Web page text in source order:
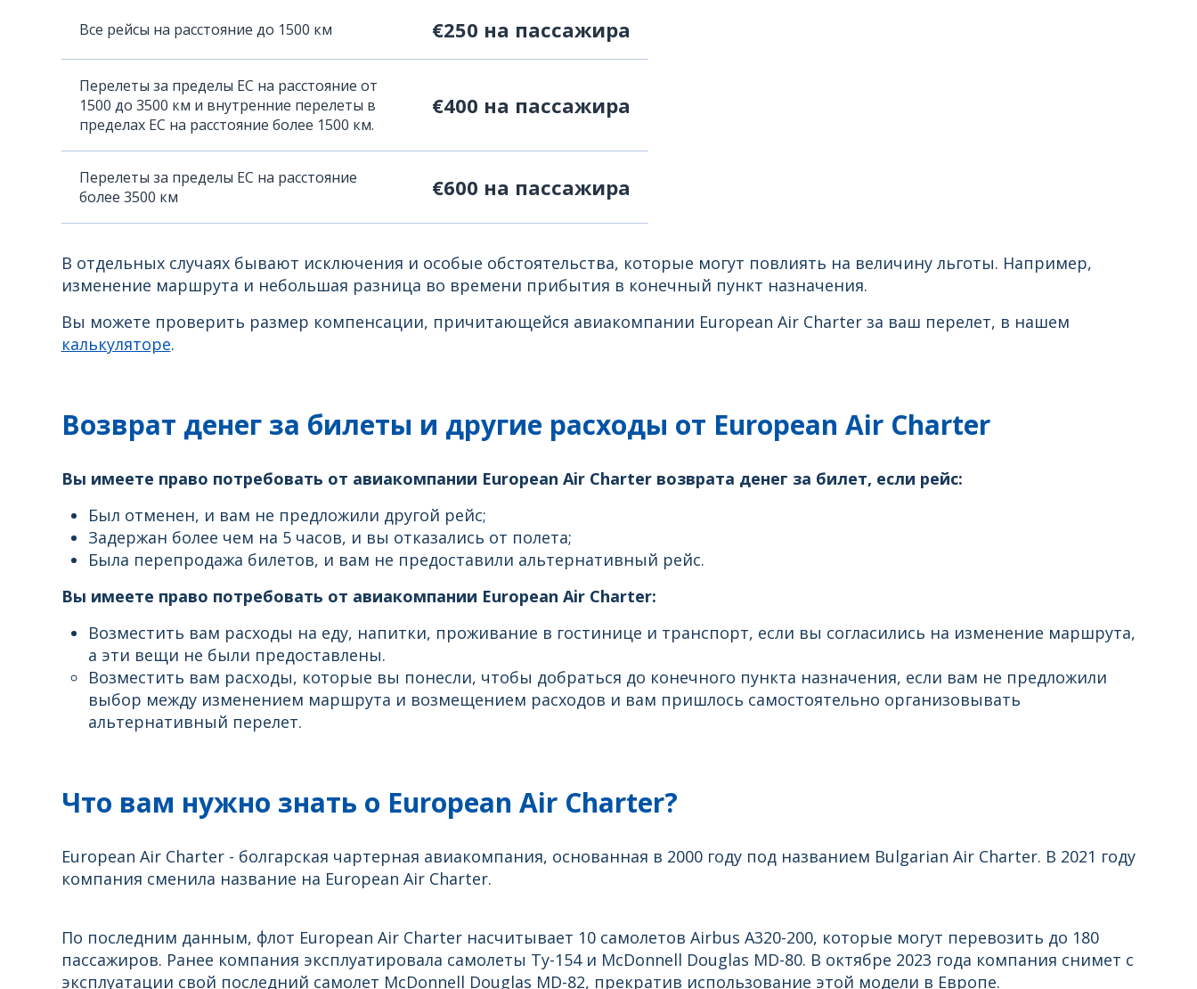
Все рейсы на расстояние до 1500 км €250 на пассажира
Перелеты за пределы ЕС на расстояние от
1500 до 3500 км и внутренние перелеты в
пределах ЕС на расстояние более 1500 км.
€400 на пассажира
Перелеты за пределы ЕС на расстояние
более 3500 км
€600 на пассажира
В отдельных случаях бывают исключения и особые обстоятельства, которые могут повлиять на величину льготы. Например,
изменение маршрута и небольшая разница во времени прибытия в конечный пункт назначения.
Вы можете проверить размер компенсации, причитающейся авиакомпании European Air Charter за ваш перелет, в нашем
калькуляторе.
Возврат денег за билеты и другие расходы от European Air Charter
Вы имеете право потребовать от авиакомпании European Air Charter возврата денег за билет, если рейс:
Был отменен, и вам не предложили другой рейс;
Задержан более чем на 5 часов, и вы отказались от полета;
Была перепродажа билетов, и вам не предоставили альтернативный рейс.
Вы имеете право потребовать от авиакомпании European Air Charter:
Возместить вам расходы на еду, напитки, проживание в гостинице и транспорт, если вы согласились на изменение маршрута,
а эти вещи не были предоставлены.
Возместить вам расходы, которые вы понесли, чтобы добраться до конечного пункта назначения, если вам не предложили
выбор между изменением маршрута и возмещением расходов и вам пришлось самостоятельно организовывать
альтернативный перелет.
Что вам нужно знать о European Air Charter?
European Air Charter - болгарская чартерная авиакомпания, основанная в 2000 году под названием Bulgarian Air Charter. В 2021 году
компания сменила название на European Air Charter.
По последним данным, флот European Air Charter насчитывает 10 самолетов Airbus A320-200, которые могут перевозить до 180
пассажиров. Ранее компания эксплуатировала самолеты Ту-154 и McDonnell Douglas MD-80. В октябре 2023 года компания снимет с
эксплуатации свой последний самолет McDonnell Douglas MD-82, прекратив использование этой модели в Европе.